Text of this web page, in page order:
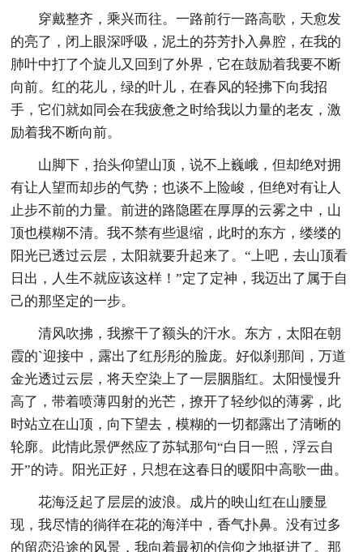
穿戴整齐，乘兴而往。一路前行一路高歌，天愈发
的亮了，闭上眼深呼吸，泥土的芬芳扑入鼻腔，在我的
肺叶中打了个旋儿又回到了外界，它在鼓励着我要不断
向前。红的花儿，绿的叶儿，在春风的轻拂下向我招
手，它们就如同会在我疲惫之时给我以力量的老友，激
励着我不断向前。
山脚下，抬头仰望山顶，说不上巍峨，但却绝对拥
有让人望而却步的气势；也谈不上险峻，但绝对有让人
止步不前的力量。前进的路隐匿在厚厚的云雾之中，山
顶也模糊不清。我不禁有些退缩，此时的东方，缕缕的
阳光已透过云层，太阳就要升起来了。“上吧，去山顶看
日出，人生不就应该这样！”定了定神，我迈出了属于自
己的那坚定的一步。
清风吹拂，我擦干了额头的汗水。东方，太阳在朝
霞的`迎接中，露出了红彤彤的脸庞。好似刹那间，万道
金光透过云层，将天空染上了一层胭脂红。太阳慢慢升
高了，带着喷薄四射的光芒，撩开了轻纱似的薄雾，此
时站立在山顶，向下望去，模糊的一切都露出了清晰的
轮廓。此情此景俨然应了苏轼那句“白日一照，浮云自
开”的诗。阳光正好，只想在这春日的暖阳中高歌一曲。
花海泛起了层层的波浪。成片的映山红在山腰显
现，我尽情的徜徉在花的海洋中，香气扑鼻。没有过多
的留恋沿途的风景，我向着最初的信仰之地挺进了。那